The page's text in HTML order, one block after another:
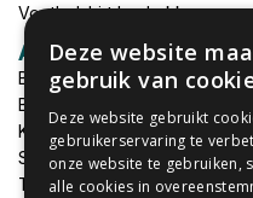
Voetbalshirt bedrukken
Accessoires
Babykleding bedrukken
Broek bedrukken
Kapmantels bedrukken
Schort bedrukken
Tas bedrukken
Deze website
gebruik van
Deze website gebruikt
gebruikerservaring te
onze website te gebruiken,
alle cookies in